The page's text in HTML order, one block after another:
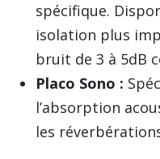
spécifique.
isolation plus
bruit de 3 à 5dB
Placo Sono :
l’absorption
les